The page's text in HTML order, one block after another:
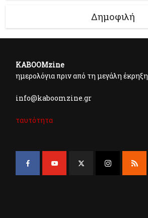
Δημοφιλή
KABOOMzine
ημερολόγια πριν από τη μεγάλη έκρηξη
info@kaboomzine.gr
ταυτότητα